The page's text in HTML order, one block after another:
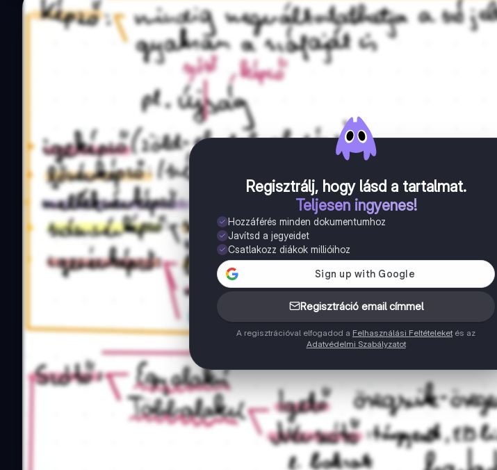
Regisztrálj, hogy lásd a tartalmat.
Teljesen ingyenes!
Hozzáférés minden dokumentumhoz
Javítsd a jegyeidet
Csatlakozz diákok millióihoz
Regisztráció email címmel
A regisztrációval elfogadod a Felhasználási Feltételeket és az
Adatvédelmi Szabályzatot